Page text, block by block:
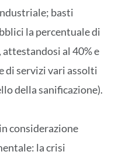
basti
la percentuale di
al 40% e
di servizi vari assolti
della sanificazione).
considerazione
la crisi